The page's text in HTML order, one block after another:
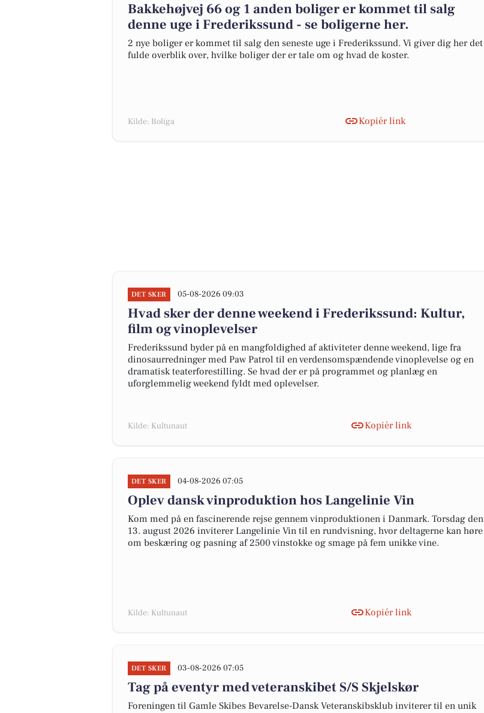
Bakkehøjvej 66 og 1 anden boliger er kommet til salg
denne uge i Frederikssund - se boligerne her.
2 nye boliger er kommet til salg den seneste uge i Frederikssund. Vi giver dig her det
fulde overblik over, hvilke boliger der er tale om og hvad de koster.
Kilde: Boliga Kopiér link
DET SKER 05-08-2026 09:03
Hvad sker der denne weekend i Frederikssund: Kultur,
film og vinoplevelser
Frederikssund byder på en mangfoldighed af aktiviteter denne weekend, lige fra
dinosaurredninger med Paw Patrol til en verdensomspændende vinoplevelse og en
dramatisk teaterforestilling. Se hvad der er på programmet og planlæg en
uforglemmelig weekend fyldt med oplevelser.
Kilde: Kultunaut Kopiér link
DET SKER 04-08-2026 07:05
Oplev dansk vinproduktion hos Langelinie Vin
Kom med på en fascinerende rejse gennem vinproduktionen i Danmark. Torsdag den
13. august 2026 inviterer Langelinie Vin til en rundvisning, hvor deltagerne kan høre
om beskæring og pasning af 2500 vinstokke og smage på fem unikke vine.
Kilde: Kultunaut Kopiér link
DET SKER 03-08-2026 07:05
Tag på eventyr med veteranskibet S/S Skjelskør
Foreningen til Gamle Skibes Bevarelse-Dansk Veteranskibsklub inviterer til en unik